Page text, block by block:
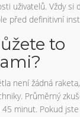
uživatelů. Vždy si
před definitivní
to
není žádná
Průměrný
minut. Pokud jste